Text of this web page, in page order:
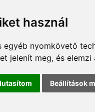
használ
egyéb nyomkövető
jelenít meg, és
Beállítások
ImpresszumAdatvédelem
jog fenntartva © 2026